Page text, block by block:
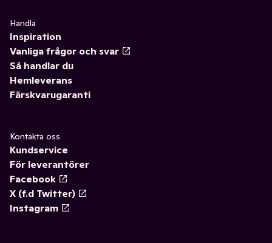
Handla
Inspiration
Vanliga frågor och svar
Så handlar du
Hemleverans
Färskvarugaranti
Kontakta oss
Kundservice
För leverantörer
Facebook
X (f.d Twitter)
Instagram